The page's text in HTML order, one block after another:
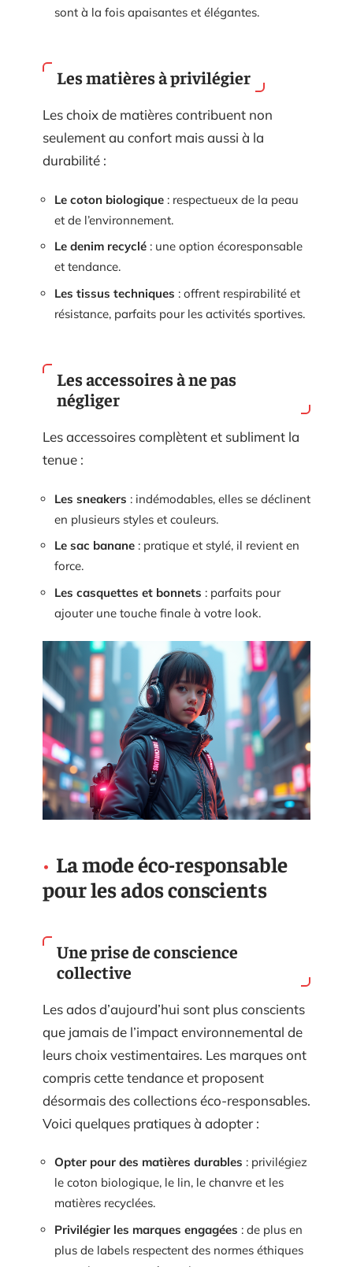
sont à la fois apaisantes et élégantes.
Les matières à privilégier
Les choix de matières contribuent non
seulement au confort mais aussi à la
durabilité :
Le coton biologique : respectueux de la peau
et de l’environnement.
Le denim recyclé : une option écoresponsable
et tendance.
Les tissus techniques : offrent respirabilité et
résistance, parfaits pour les activités sportives.
Les accessoires à ne pas
négliger
Les accessoires complètent et subliment la
tenue :
Les sneakers : indémodables, elles se déclinent
en plusieurs styles et couleurs.
Le sac banane : pratique et stylé, il revient en
force.
Les casquettes et bonnets : parfaits pour
ajouter une touche finale à votre look.
La mode éco-responsable
pour les ados conscients
Une prise de conscience
collective
Les ados d’aujourd’hui sont plus conscients
que jamais de l’impact environnemental de
leurs choix vestimentaires. Les marques ont
compris cette tendance et proposent
désormais des collections éco-responsables.
Voici quelques pratiques à adopter :
Opter pour des matières durables : privilégiez
le coton biologique, le lin, le chanvre et les
matières recyclées.
Privilégier les marques engagées : de plus en
plus de labels respectent des normes éthiques